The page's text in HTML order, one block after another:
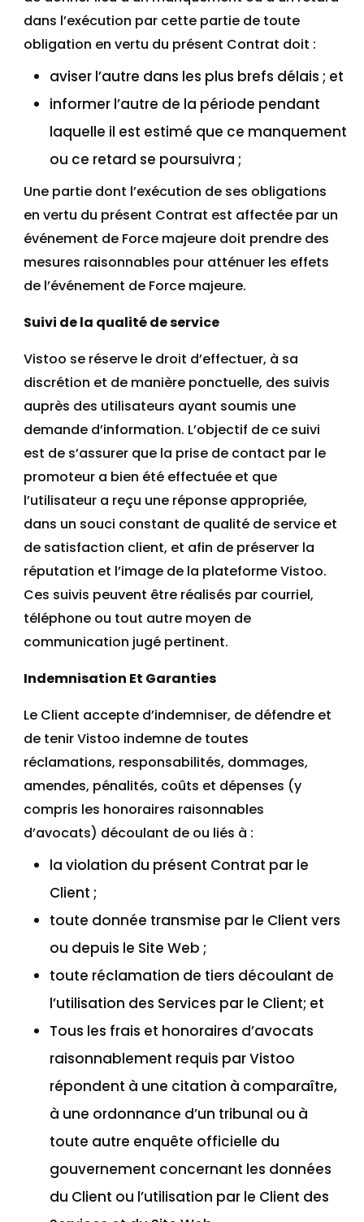
dans l’exécution par cette partie de toute
obligation en vertu du présent Contrat doit :
aviser l’autre dans les plus brefs délais ; et
informer l’autre de la période pendant
laquelle il est estimé que ce manquement
ou ce retard se poursuivra ;
Une partie dont l’exécution de ses obligations
en vertu du présent Contrat est affectée par un
événement de Force majeure doit prendre des
mesures raisonnables pour atténuer les effets
de l’événement de Force majeure.
Suivi de la qualité de service
Vistoo se réserve le droit d’effectuer, à sa
discrétion et de manière ponctuelle, des suivis
auprès des utilisateurs ayant soumis une
demande d’information. L’objectif de ce suivi
est de s’assurer que la prise de contact par le
promoteur a bien été effectuée et que
l’utilisateur a reçu une réponse appropriée,
dans un souci constant de qualité de service et
de satisfaction client, et afin de préserver la
réputation et l’image de la plateforme Vistoo.
Ces suivis peuvent être réalisés par courriel,
téléphone ou tout autre moyen de
communication jugé pertinent.
Indemnisation Et Garanties
Le Client accepte d’indemniser, de défendre et
de tenir Vistoo indemne de toutes
réclamations, responsabilités, dommages,
amendes, pénalités, coûts et dépenses (y
compris les honoraires raisonnables
d’avocats) découlant de ou liés à :
la violation du présent Contrat par le
Client ;
toute donnée transmise par le Client vers
ou depuis le Site Web ;
toute réclamation de tiers découlant de
l’utilisation des Services par le Client; et
Tous les frais et honoraires d’avocats
raisonnablement requis par Vistoo
répondent à une citation à comparaître,
à une ordonnance d’un tribunal ou à
toute autre enquête officielle du
gouvernement concernant les données
du Client ou l’utilisation par le Client des